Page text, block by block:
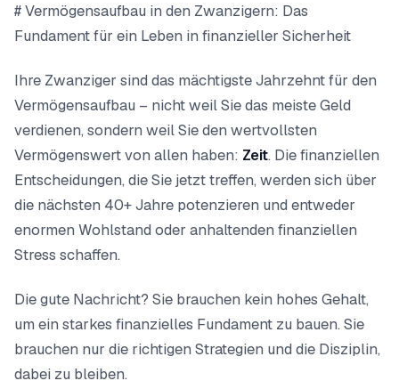
# Vermögensaufbau in den Zwanzigern: Das
Fundament für ein Leben in finanzieller Sicherheit
Ihre Zwanziger sind das mächtigste Jahrzehnt für den
Vermögensaufbau – nicht weil Sie das meiste Geld
verdienen, sondern weil Sie den wertvollsten
Vermögenswert von allen haben: Zeit. Die finanziellen
Entscheidungen, die Sie jetzt treffen, werden sich über
die nächsten 40+ Jahre potenzieren und entweder
enormen Wohlstand oder anhaltenden finanziellen
Stress schaffen.
Die gute Nachricht? Sie brauchen kein hohes Gehalt,
um ein starkes finanzielles Fundament zu bauen. Sie
brauchen nur die richtigen Strategien und die Disziplin,
dabei zu bleiben.